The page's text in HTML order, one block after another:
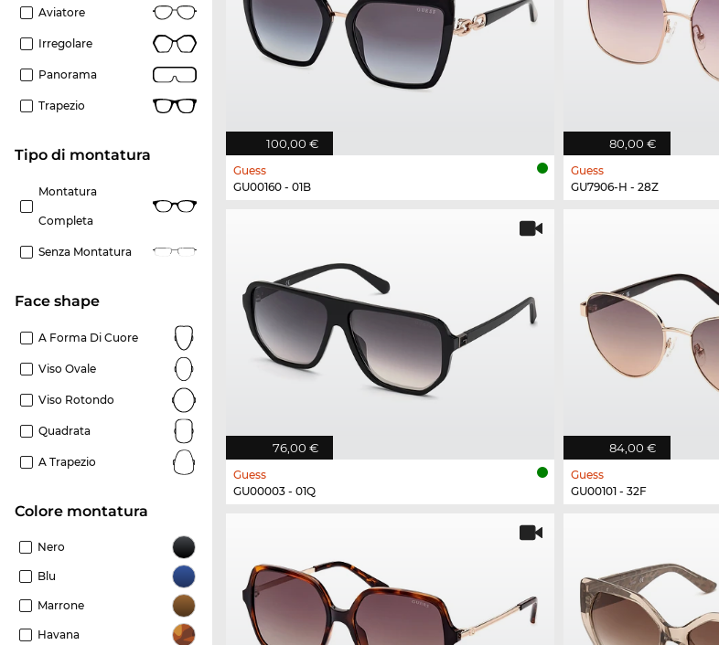
Aviatore
Irregolare
Panorama
Trapezio
Tipo di montatura
Montatura
Completa
Senza Montatura
Face shape
A Forma Di Cuore
Viso Ovale
Viso Rotondo
Quadrata
A Trapezio
Colore montatura
Nero
Blu
Marrone
Havana
100,00 €
Guess
GU00160 - 01B
80,00 €
Guess
GU7906-H - 28Z
76,00 €
Guess
GU00003 - 01Q
84,00 €
Guess
GU00101 - 32F